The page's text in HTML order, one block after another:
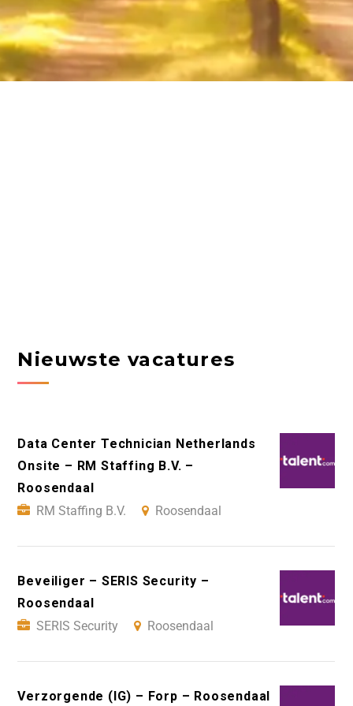
Nieuwste vacatures
Data Center Technician Netherlands
Onsite – RM Staffing B.V. –
Roosendaal
RM Staffing B.V.
Roosendaal
Beveiliger – SERIS Security –
Roosendaal
SERIS Security
Roosendaal
Verzorgende (IG) – Forp – Roosendaal